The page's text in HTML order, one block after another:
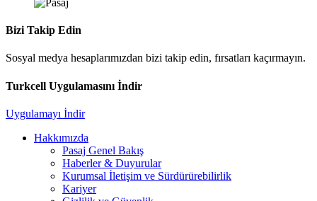
Bizi Takip Edin
Sosyal medya hesaplarımızdan bizi takip edin, fırsatları kaçırmayın.
Turkcell Uygulamasını İndir
Uygulamayı İndir
Hakkımızda
Pasaj Genel Bakış
Haberler & Duyurular
Kurumsal İletişim ve Sürdürürebilirlik
Kariyer